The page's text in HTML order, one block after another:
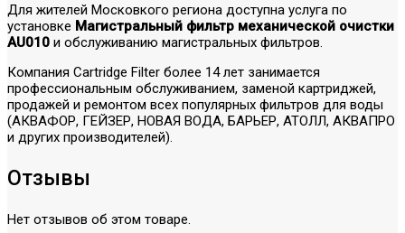
Для жителей Московкого региона доступна услуга по
установке Магистральный фильтр механической очистки
AU010 и обслуживанию магистральных фильтров.
Компания Cartridge Filter более 14 лет занимается
профессиональным обслуживанием, заменой картриджей,
продажей и ремонтом всех популярных фильтров для воды
(АКВАФОР, ГЕЙЗЕР, НОВАЯ ВОДА, БАРЬЕР, АТОЛЛ, АКВАПРО
и других производителей).
Отзывы
Нет отзывов об этом товаре.